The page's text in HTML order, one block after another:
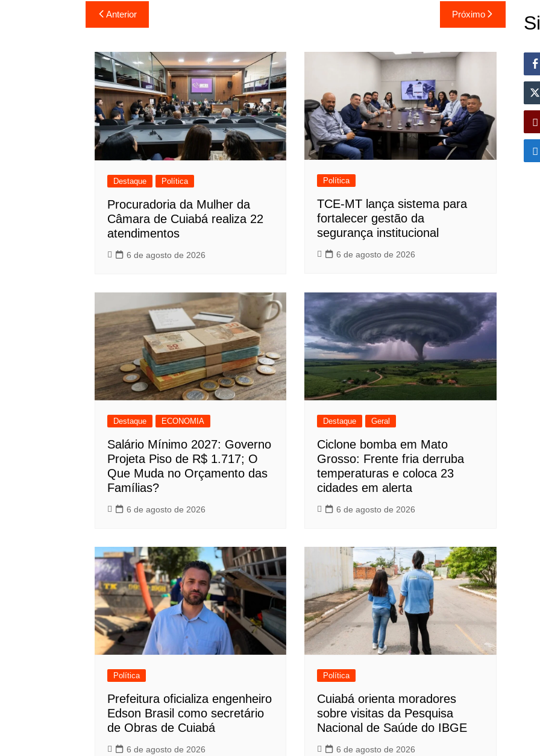
Navegação
de
Post
Anterior Próximo
Destaque Política
Procuradoria da Mulher da
Câmara de Cuiabá realiza 22
atendimentos
6 de agosto de 2026
Política
TCE-MT lança sistema para
fortalecer gestão da
segurança institucional
6 de agosto de 2026
Destaque ECONOMIA
Salário Mínimo 2027: Governo
Projeta Piso de R$ 1.717; O
Que Muda no Orçamento das
Famílias?
6 de agosto de 2026
Destaque Geral
Ciclone bomba em Mato
Grosso: Frente fria derruba
temperaturas e coloca 23
cidades em alerta
6 de agosto de 2026
Política
Prefeitura oficializa engenheiro
Edson Brasil como secretário
de Obras de Cuiabá
6 de agosto de 2026
Política
Cuiabá orienta moradores
sobre visitas da Pesquisa
Nacional de Saúde do IBGE
6 de agosto de 2026